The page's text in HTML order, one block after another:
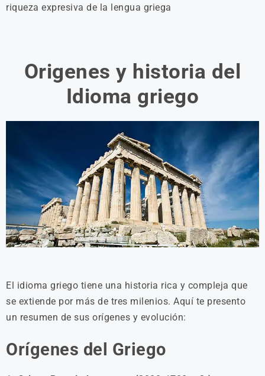
riqueza expresiva de la lengua griega
Origenes y historia del
Idioma griego
El idioma griego tiene una historia rica y compleja que
se extiende por más de tres milenios. Aquí te presento
un resumen de sus orígenes y evolución:
Orígenes del Griego